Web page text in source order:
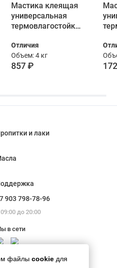
Мастика клеящая
универсальная
термовлагостойкая
Contact» 4 кг
Отличия
Объем: 4 кг
857 ₽
файлы cookie для
и лаки
903 798-78-96
до 20:00
в сети